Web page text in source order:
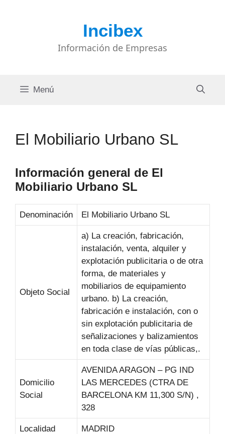
Incibex
Información de Empresas
Menú
El Mobiliario Urbano SL
Información general de El
Mobiliario Urbano SL
Denominación El Mobiliario Urbano SL
Objeto Social
a) La creación, fabricación,
instalación, venta, alquiler y
explotación publicitaria o de otra
forma, de materiales y
mobiliarios de equipamiento
urbano. b) La creación,
fabricación e instalación, con o
sin explotación publicitaria de
señalizaciones y balizamientos
en toda clase de vías públicas,.
Domicilio
Social
AVENIDA ARAGON – PG IND
LAS MERCEDES (CTRA DE
BARCELONA KM 11,300 S/N) ,
328
Localidad MADRID